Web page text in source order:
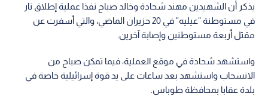
يذكر أن الشهيدين مهند شحادة وخالد صباح نفذا عملية إطلاق نار
في مستوطنة "عيليه" في 20 حزيران الماضي، والتي أسفرت عن
مقتل أربعة مستوطنين وإصابة آخرين.
واستشهد شحادة في موقع العملية، فيما تمكن صباح من
الانسحاب واستشهد بعد ساعات على يد قوة إسرائيلية خاصة في
بلدة عقابا بمحافظة طوباس.